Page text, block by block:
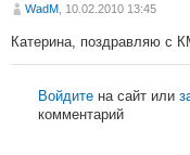
WadM , 10.02.2010 13:45
Катерина, поздравляю с
Войдите на сайт или
комментарий